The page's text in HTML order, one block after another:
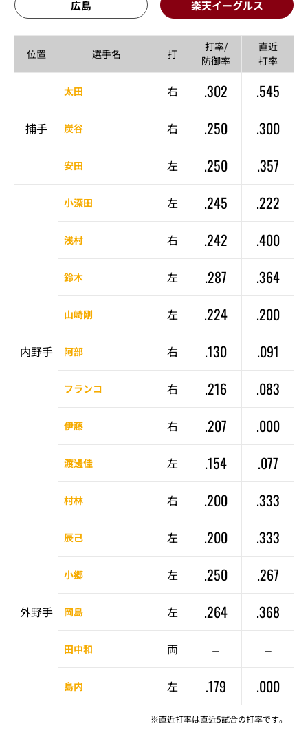
広島 楽天イーグルス
位置 選手名 打
打率/
防御率
直近
打率
捕手
太田 右 .302 .545
炭谷 右 .250 .300
安田 左 .250 .357
内野手
小深田 左 .245 .222
浅村 右 .242 .400
鈴木 左 .287 .364
山崎剛 左 .224 .200
阿部 右 .130 .091
フランコ 右 .216 .083
伊藤 右 .207 .000
渡邊佳 左 .154 .077
村林 右 .200 .333
外野手
辰己 左 .200 .333
小郷 左 .250 .267
岡島 左 .264 .368
田中和 両 – –
島内 左 .179 .000
※直近打率は直近5試合の打率です。